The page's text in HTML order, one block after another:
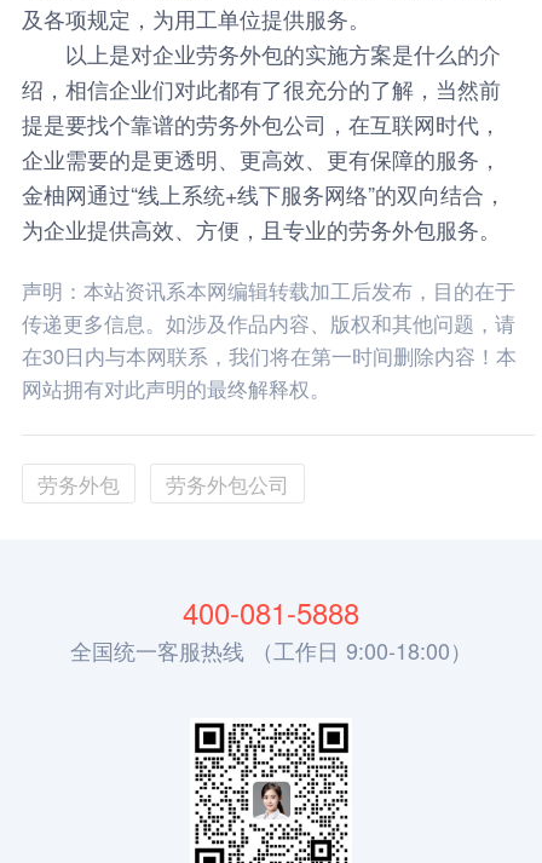
及各项规定，为用工单位提供服务。
以上是对企业劳务外包的实施方案是什么的介
绍，相信企业们对此都有了很充分的了解，当然前
提是要找个靠谱的劳务外包公司，在互联网时代，
企业需要的是更透明、更高效、更有保障的服务，
金柚网通过“线上系统+线下服务网络”的双向结合，
为企业提供高效、方便，且专业的劳务外包服务。
声明：本站资讯系本网编辑转载加工后发布，目的在于
传递更多信息。如涉及作品内容、版权和其他问题，请
在30日内与本网联系，我们将在第一时间删除内容！本
网站拥有对此声明的最终解释权。
劳务外包 劳务外包公司
400-081-5888
全国统一客服热线 （工作日 9:00-18:00）